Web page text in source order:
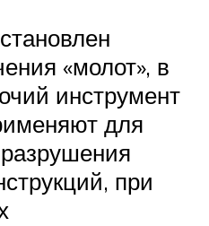
«молот», в
инструмент
для
при